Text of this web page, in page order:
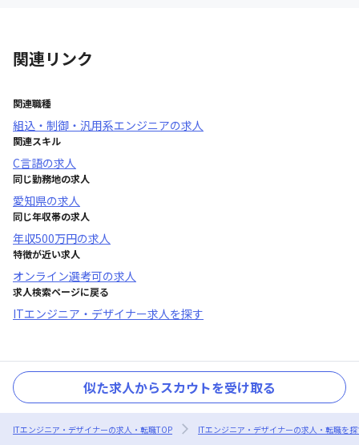
関連リンク
関連職種
組込・制御・汎用系エンジニアの求人
関連スキル
C言語の求人
同じ勤務地の求人
愛知県の求人
同じ年収帯の求人
年収500万円の求人
特徴が近い求人
オンライン選考可の求人
求人検索ページに戻る
ITエンジニア・デザイナー求人を探す
似た求人からスカウトを受け取る
ITエンジニア・デザイナーの求人・転職TOP ITエンジニア・デザイナーの求人・転職を